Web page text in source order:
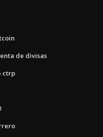
de divisas
ctrp